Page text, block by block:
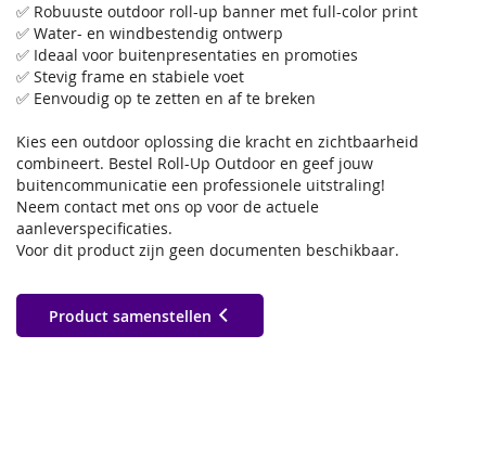
✅ Robuuste outdoor roll-up banner met full-color print
✅ Water- en windbestendig ontwerp
✅ Ideaal voor buitenpresentaties en promoties
✅ Stevig frame en stabiele voet
✅ Eenvoudig op te zetten en af te breken
Kies een outdoor oplossing die kracht en zichtbaarheid
combineert. Bestel Roll-Up Outdoor en geef jouw
buitencommunicatie een professionele uitstraling!
Neem contact met ons op voor de actuele
aanleverspecificaties.
Voor dit product zijn geen documenten beschikbaar.
Product samenstellen